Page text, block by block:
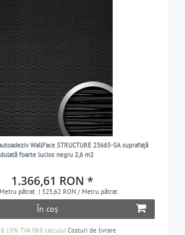
WallFace STRUCTURE 23665-SA suprafață
foarte lucios negru 2,6 m2
1.366,61 RON *
Metru pătrat | 525,62 RON / Metru pătrat
În coș
19% TVAfără calculul Costuri de livrare